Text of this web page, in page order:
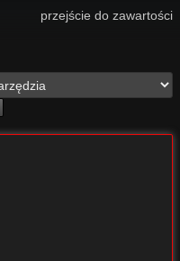
przejście do zawartości